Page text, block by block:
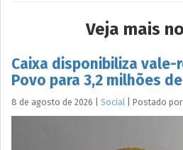
Veja mais
Caixa disponibiliza vale-
Povo para 3,2 milhões
8 de agosto de 2026 Social Postado por